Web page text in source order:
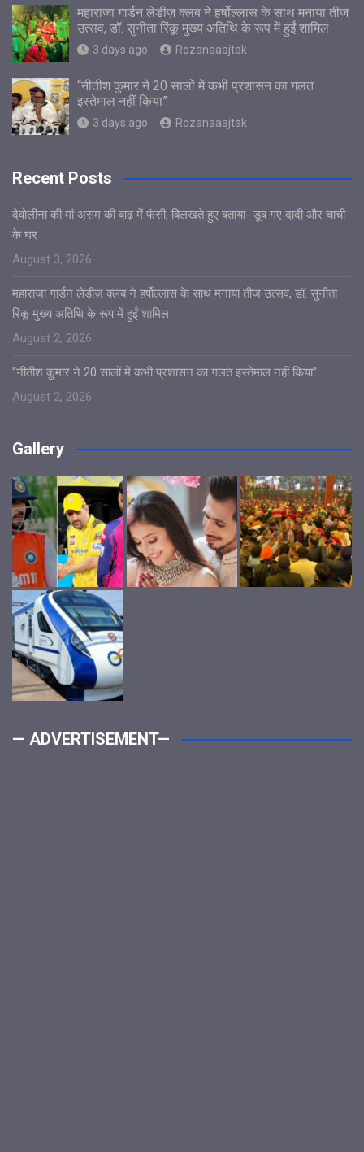
महाराजा गार्डन लेडीज़ क्लब ने हर्षोल्लास के साथ मनाया तीज
उत्सव, डॉ. सुनीता रिंकू मुख्य अतिथि के रूप में हुईं शामिल
3 days ago Rozanaaajtak
“नीतीश कुमार ने 20 सालों में कभी प्रशासन का गलत
इस्तेमाल नहीं किया”
3 days ago Rozanaaajtak
Recent Posts
देवोलीना की मां असम की बाढ़ में फंसी, बिलखते हुए बताया- डूब गए दादी और चाची
के घर
August 3, 2026
महाराजा गार्डन लेडीज़ क्लब ने हर्षोल्लास के साथ मनाया तीज उत्सव, डॉ. सुनीता
रिंकू मुख्य अतिथि के रूप में हुईं शामिल
August 2, 2026
“नीतीश कुमार ने 20 सालों में कभी प्रशासन का गलत इस्तेमाल नहीं किया”
August 2, 2026
Gallery
— ADVERTISEMENT—